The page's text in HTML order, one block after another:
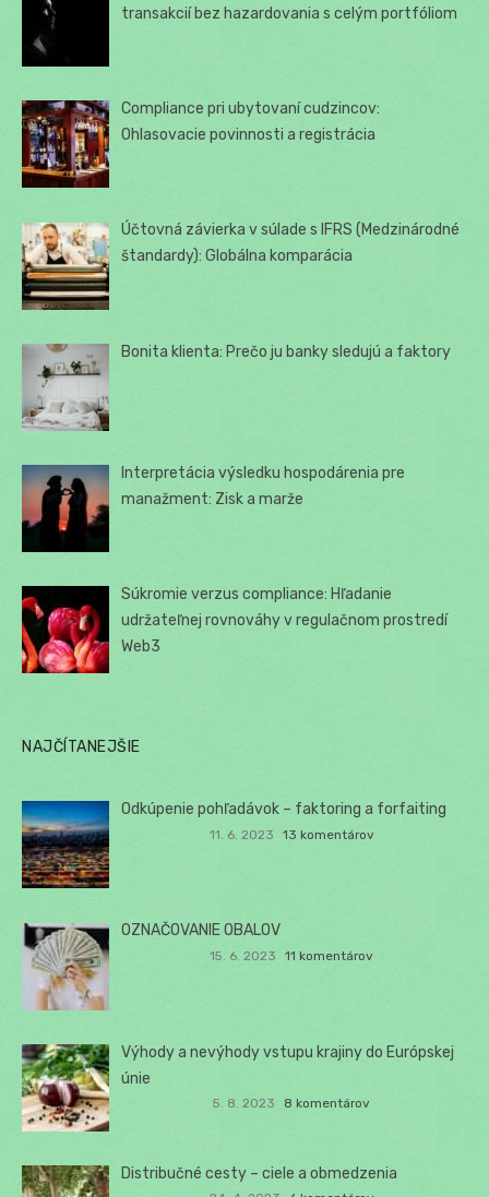
transakcií bez hazardovania s celým portfóliom
Compliance pri ubytovaní cudzincov:
Ohlasovacie povinnosti a registrácia
Účtovná závierka v súlade s IFRS (Medzinárodné
štandardy): Globálna komparácia
Bonita klienta: Prečo ju banky sledujú a faktory
Interpretácia výsledku hospodárenia pre
manažment: Zisk a marže
Súkromie verzus compliance: Hľadanie
udržateľnej rovnováhy v regulačnom prostredí
Web3
NAJČÍTANEJŠIE
Odkúpenie pohľadávok – faktoring a forfaiting
11. 6. 2023 13 komentárov
OZNAČOVANIE OBALOV
15. 6. 2023 11 komentárov
Výhody a nevýhody vstupu krajiny do Európskej
únie
5. 8. 2023 8 komentárov
Distribučné cesty – ciele a obmedzenia